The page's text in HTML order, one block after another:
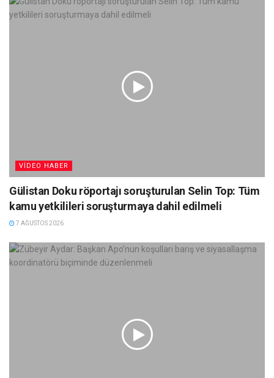
VIDEO HABER
Gülistan Doku röportajı soruşturulan Selin Top: Tüm
kamu yetkilileri soruşturmaya dahil edilmeli
7 AĞUSTOS 2026